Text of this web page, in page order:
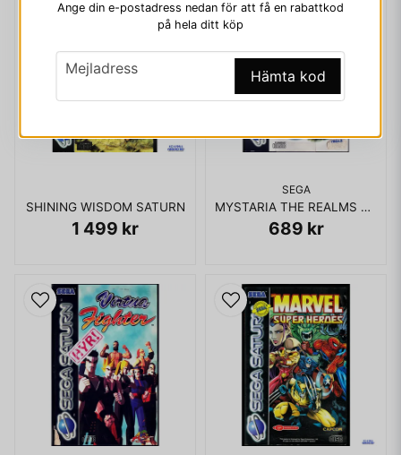
SHINING WISDOM SATURN
1 499 kr
SEGA
MYSTARIA THE REALMS OF LORE SATURN
689 kr
Ange din e-postadress nedan för att få en rabattkod
på hela ditt köp
email
Mejladress Hämta kod